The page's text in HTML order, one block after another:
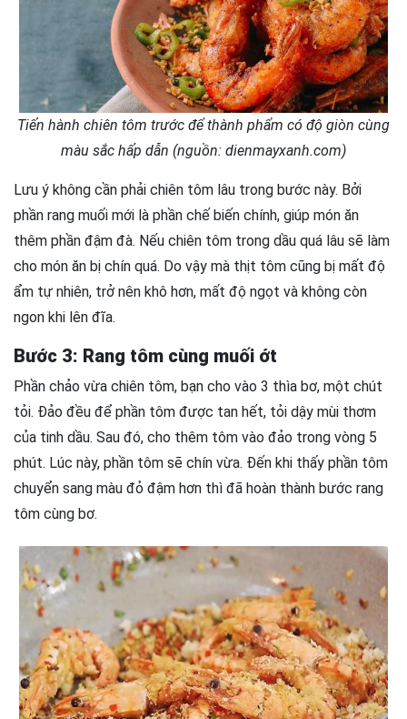
Tiến hành chiên tôm trước để thành phẩm có độ giòn cùng
màu sắc hấp dẫn (nguồn: dienmayxanh.com)
Lưu ý không cần phải chiên tôm lâu trong bước này. Bởi
phần rang muối mới là phần chế biến chính, giúp món ăn
thêm phần đậm đà. Nếu chiên tôm trong dầu quá lâu sẽ làm
cho món ăn bị chín quá. Do vậy mà thịt tôm cũng bị mất độ
ẩm tự nhiên, trở nên khô hơn, mất độ ngọt và không còn
ngon khi lên đĩa.
Bước 3: Rang tôm cùng muối ớt
Phần chảo vừa chiên tôm, bạn cho vào 3 thìa bơ, một chút
tỏi. Đảo đều để phần tôm được tan hết, tỏi dậy mùi thơm
của tinh dầu. Sau đó, cho thêm tôm vào đảo trong vòng 5
phút. Lúc này, phần tôm sẽ chín vừa. Đến khi thấy phần tôm
chuyển sang màu đỏ đậm hơn thì đã hoàn thành bước rang
tôm cùng bơ.